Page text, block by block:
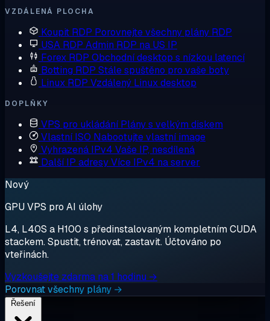
VZDÁLENÁ PLOCHA
Koupit RDP Porovnejte všechny plány RDP
USA RDP Admin RDP na US IP
Forex RDP Obchodní desktop s nízkou latencí
Botting RDP Stále spuštěno pro vaše boty
Linux RDP Vzdálený Linux desktop
DOPLŇKY
VPS pro ukládání Plány s velkým diskem
Vlastní ISO Nabootujte vlastní image
Vyhrazená IPv4 Vaše IP, nesdílená
Další IP adresyVíce IPv4 na server
Nový
GPU VPS pro AI úlohy
L4, L40S a H100 s předinstalovaným kompletním CUDA
stackem. Spustit, trénovat, zastavit. Účtováno po
vteřinách.
Vyzkoušejte zdarma na 1 hodinu →
Porovnat všechny plány →